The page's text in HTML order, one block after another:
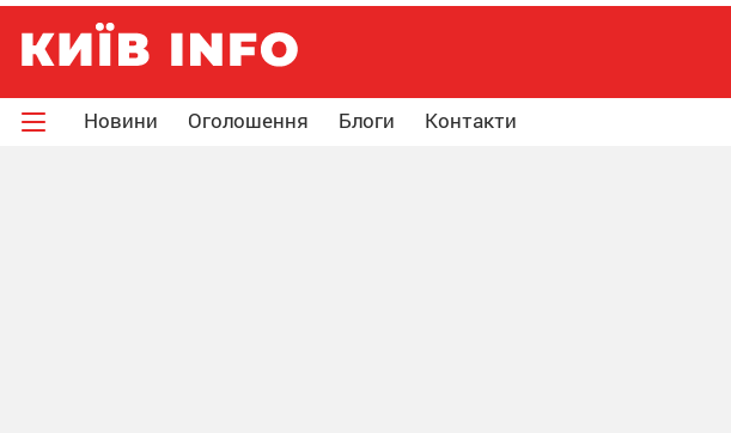
Новини Оголошення Блоги Контакти